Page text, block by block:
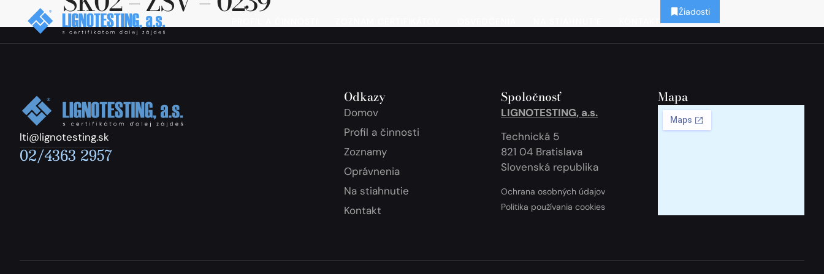
Žiadosti
lti@lignotesting.sk
02/4363 2957
Odkazy
Domov
Profil a činnosti
Zoznamy
Oprávnenia
Na stiahnutie
Kontakt
Spoločnosť
LIGNOTESTING, a.s.
Technická 5
821 04 Bratislava
Slovenská republika
Ochrana osobných údajov
Politika používania cookies
Mapa